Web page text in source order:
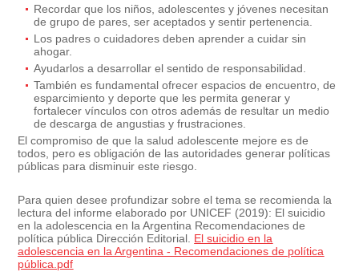
Recordar que los niños, adolescentes y jóvenes necesitan
de grupo de pares, ser aceptados y sentir pertenencia.
Los padres o cuidadores deben aprender a cuidar sin
ahogar.
Ayudarlos a desarrollar el sentido de responsabilidad.
También es fundamental ofrecer espacios de encuentro, de
esparcimiento y deporte que les permita generar y
fortalecer vínculos con otros además de resultar un medio
de descarga de angustias y frustraciones.
El compromiso de que la salud adolescente mejore es de
todos, pero es obligación de las autoridades generar políticas
públicas para disminuir este riesgo.
Para quien desee profundizar sobre el tema se recomienda la
lectura del informe elaborado por UNICEF (2019): El suicidio
en la adolescencia en la Argentina Recomendaciones de
política pública Dirección Editorial. El suicidio en la
adolescencia en la Argentina - Recomendaciones de política
pública.pdf